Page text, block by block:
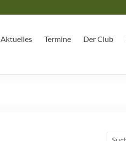
Aktuelles Termine Der Club